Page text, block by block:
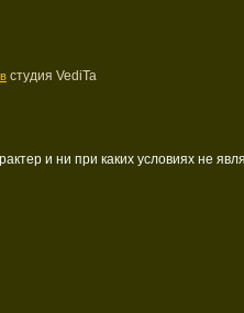
студия VediTa
и ни при каких условиях не